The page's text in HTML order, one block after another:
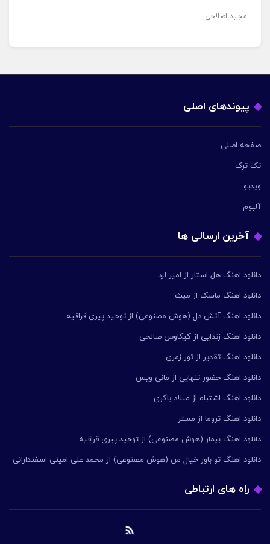
مجید اصلاحی
پیوندهای اصلی
صفحه اصلی
تک ترک
ویدیو
آلبوم
آخرین ارسالی ها
دانلود اهنگ هل استار از امیر لرد
دانلود اهنگ ماسک از میث
دانلود اهنگ آتش دل (هوش مصنوعی) از توحید پیری قراقیه
دانلود اهنگ زندایی از کیکاوس صالحی
دانلود اهنگ تقدیر از تور زمری
دانلود اهنگ حضور تنهایی از مانی ویس
دانلود اهنگ اشتباه از میلاد باکری
دانلود اهنگ تروما از مستر
دانلود اهنگ بیمار (هوش مصنوعی) از توحید پیری قراقیه
دانلود اهنگ تو باور خیال من (هوش مصنوعی) از محمد علی امینی اسفندارانی
راه های ارتباطی